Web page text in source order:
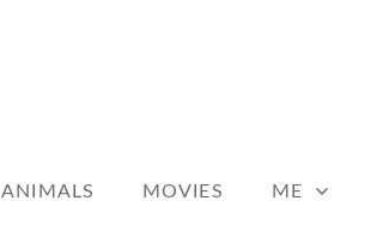
ANIMALS MOVIES ME